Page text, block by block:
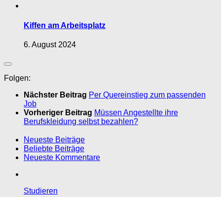
Kiffen am Arbeitsplatz
6. August 2024
Folgen:
Nächster Beitrag Per Quereinstieg zum passenden
Job
Vorheriger Beitrag Müssen Angestellte ihre
Berufskleidung selbst bezahlen?
Neueste Beiträge
Beliebte Beiträge
Neueste Kommentare
Studieren